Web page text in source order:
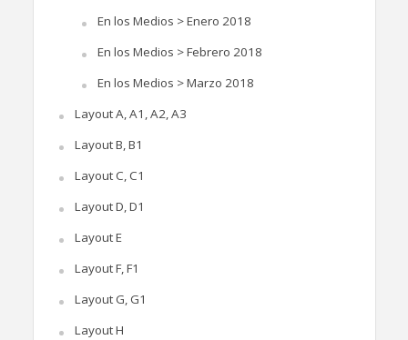
En los Medios > Enero 2018
En los Medios > Febrero 2018
En los Medios > Marzo 2018
Layout A, A1, A2, A3
Layout B, B1
Layout C, C1
Layout D, D1
Layout E
Layout F, F1
Layout G, G1
Layout H